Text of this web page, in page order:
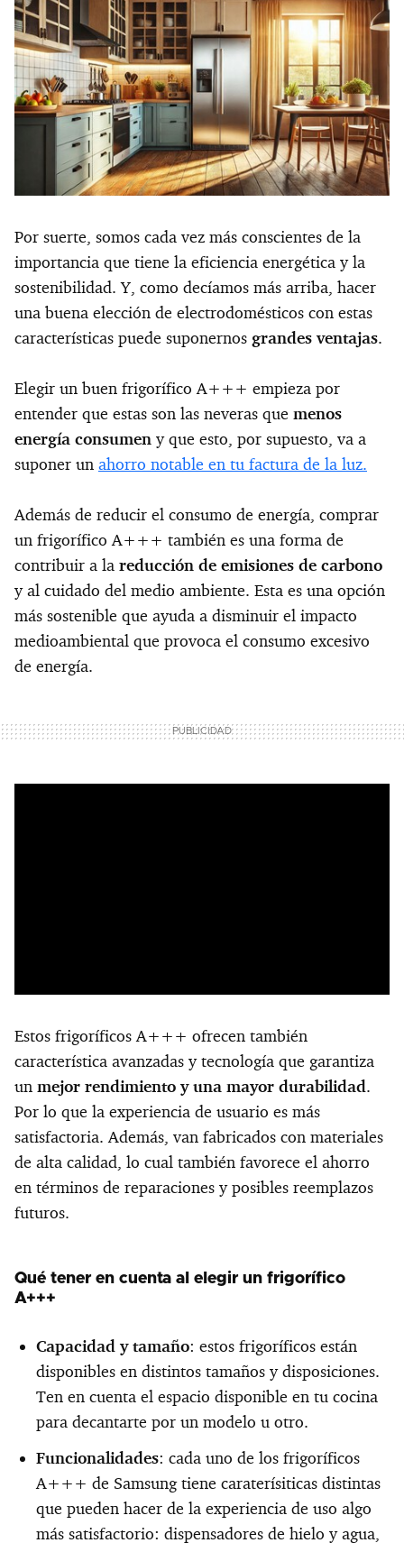
Por suerte, somos cada vez más conscientes de la
importancia que tiene la eficiencia energética y la
sostenibilidad. Y, como decíamos más arriba, hacer
una buena elección de electrodomésticos con estas
características puede suponernos grandes ventajas.
Elegir un buen frigorífico A+++ empieza por
entender que estas son las neveras que menos
energía consumen y que esto, por supuesto, va a
suponer un ahorro notable en tu factura de la luz.
Además de reducir el consumo de energía, comprar
un frigorífico A+++ también es una forma de
contribuir a la reducción de emisiones de carbono
y al cuidado del medio ambiente. Esta es una opción
más sostenible que ayuda a disminuir el impacto
medioambiental que provoca el consumo excesivo
de energía.
Estos frigoríficos A+++ ofrecen también
característica avanzadas y tecnología que garantiza
un mejor rendimiento y una mayor durabilidad.
Por lo que la experiencia de usuario es más
satisfactoria. Además, van fabricados con materiales
de alta calidad, lo cual también favorece el ahorro
en términos de reparaciones y posibles reemplazos
futuros.
Qué tener en cuenta al elegir un frigorífico
A+++
Capacidad y tamaño: estos frigoríficos están
disponibles en distintos tamaños y disposiciones.
Ten en cuenta el espacio disponible en tu cocina
para decantarte por un modelo u otro.
Funcionalidades: cada uno de los frigoríficos
A+++ de Samsung tiene caraterísiticas distintas
que pueden hacer de la experiencia de uso algo
más satisfactorio: dispensadores de hielo y agua,